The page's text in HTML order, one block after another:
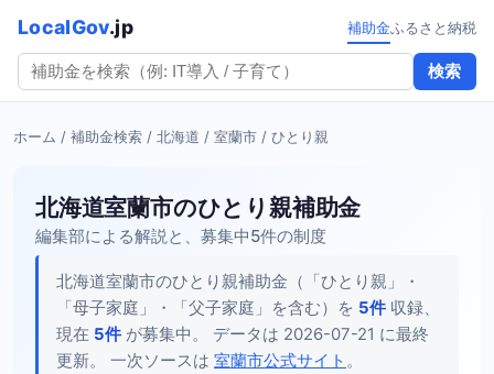
LocalGov.jp
検索
補助金ふるさと納税
ホーム / 補助金検索 / 北海道 / 室蘭市 / ひとり親
北海道室蘭市のひとり親補助金
編集部による解説と、募集中5件の制度
北海道室蘭市のひとり親補助金（「ひとり親」・
「母子家庭」・「父子家庭」を含む）を 5件 収録、
現在 5件 が募集中。 データは 2026-07-21 に最終
更新。 一次ソースは 室蘭市公式サイト 。